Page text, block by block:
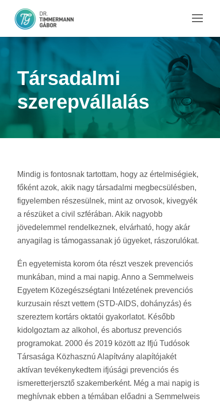
Társadalmi
szerepvállalás
Mindig is fontosnak tartottam, hogy az értelmiségiek,
főként azok, akik nagy társadalmi megbecsülésben,
figyelemben részesülnek, mint az orvosok, kivegyék
a részüket a civil szférában. Akik nagyobb
jövedelemmel rendelkeznek, elvárható, hogy akár
anyagilag is támogassanak jó ügyeket, rászorulókat.
Én egyetemista korom óta részt veszek prevenciós
munkában, mind a mai napig. Anno a Semmelweis
Egyetem Közegészségtani Intézetének prevenciós
kurzusain részt vettem (STD-AIDS, dohányzás) és
szereztem kortárs oktatói gyakorlatot. Később
kidolgoztam az alkohol, és abortusz prevenciós
programokat. 2000 és 2019 között az Ifjú Tudósok
Társasága Közhasznú Alapítvány alapítójakét
aktívan tevékenykedtem ifjúsági prevenciós és
ismeretterjersztő szakemberként. Még a mai napig is
meghívnak ebben a témában előadni a Semmelweis